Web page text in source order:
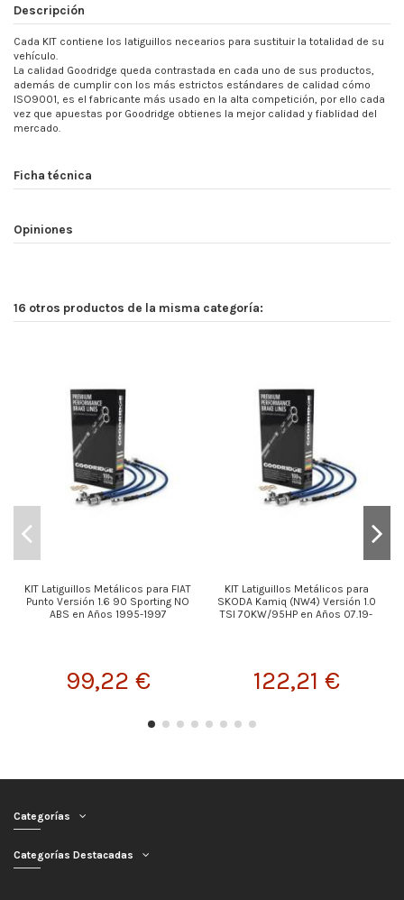
Descripción
Cada KIT contiene los latiguillos necearios para sustituir la totalidad de su
vehículo.
La calidad Goodridge queda contrastada en cada uno de sus productos,
además de cumplir con los más estrictos estándares de calidad cómo
ISO9001, es el fabricante más usado en la alta competición, por ello cada
vez que apuestas por Goodridge obtienes la mejor calidad y fiablidad del
mercado.
Ficha técnica
Opiniones
16 otros productos de la misma categoría:
KIT Latiguillos Metálicos para FIAT
Punto Versión 1.6 90 Sporting NO
ABS en Años 1995-1997
99,22 €
KIT Latiguillos Metálicos para
SKODA Kamiq (NW4) Versión 1.0
TSI 70KW/95HP en Años 07.19-
122,21 €
Categorías
Categorías Destacadas